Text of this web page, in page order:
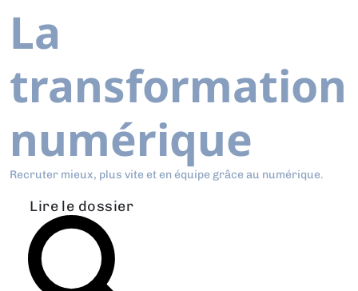
La
transformation
numérique
Recruter mieux, plus vite et en équipe grâce au numérique.
Lire le dossier